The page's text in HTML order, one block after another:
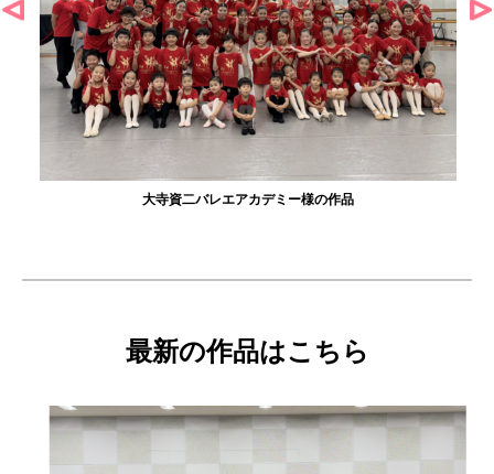
大寺資二バレエアカデミー様の作品
最新の作品はこちら